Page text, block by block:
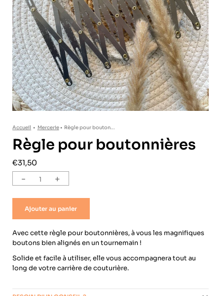
Accueil • Mercerie• Règle pour bouton...
Règle pour boutonnières
€31,50
- +
Ajouter au panier
Avec cette règle pour boutonnières, à vous les magnifiques
boutons bien alignés en un tournemain !
Solide et facile à utiliser, elle vous accompagnera tout au
long de votre carrière de couturière.